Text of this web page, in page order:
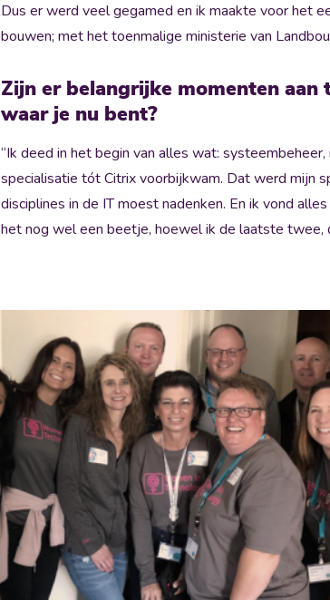
Dus er werd veel gegamed en ik maakte voor het
bouwen; met het toenmalige ministerie van
Zijn er belangrijke momenten aan
waar je nu bent?
“Ik deed in het begin van alles wat:
specialisatie tót Citrix voorbijkwam. Dat werd mijn
disciplines in de IT moest nadenken. En ik vond
het nog wel een beetje, hoewel ik de laatste twee,